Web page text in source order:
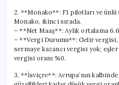
2. **Monako**: F1 pilotları ve
Monako, ikinci sırada.
– **Net Maaş**: Aylık ortalama
– **Vergi Durumu**: Gelir vergisi,
sermaye kazancı vergisi yok;
vergisi oranı %0.
3. **İsviçre**: Avrupa’nın